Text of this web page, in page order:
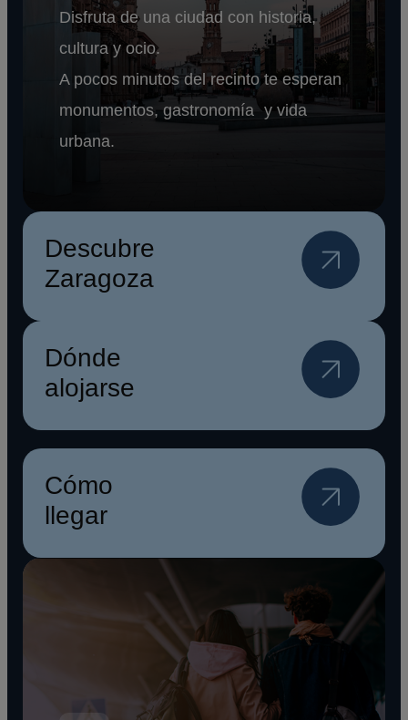
Disfruta de una ciudad con historia,
cultura y ocio.
A pocos minutos del recinto te esperan
monumentos, gastronomía y vida
urbana.
Descubre
Zaragoza
Dónde
alojarse
Cómo
llegar